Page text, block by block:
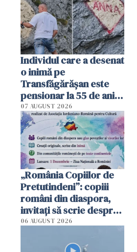
Individul care a desenat
o inimă pe
Transfăgărășan este
pensionar la 55 de ani.
Poliția l-a identificat
07 AUGUST 2026
„România Copiilor de
Pretutindeni”: copiii
români din diaspora,
invitați să scrie despre
România într-un volum
06 AUGUST 2026